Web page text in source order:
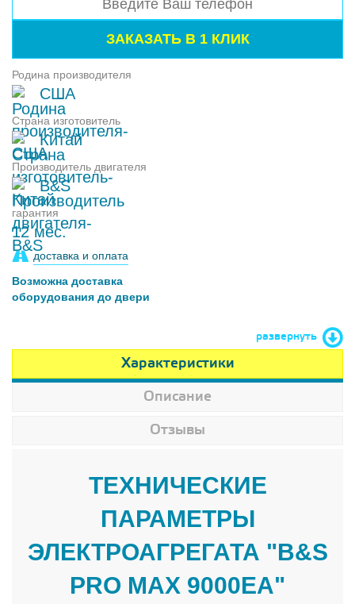
Родина производителя
США
Страна изготовитель
Китай
Производитель двигателя
B&S
гарантия
12 мес.
доставка и оплата
Возможна доставка
оборудования до двери
развернуть
Характеристики
Описание
Отзывы
ТЕХНИЧЕСКИЕ
ПАРАМЕТРЫ
ЭЛЕКТРОАГРЕГАТА "B&S
PRO MAX 9000EA"